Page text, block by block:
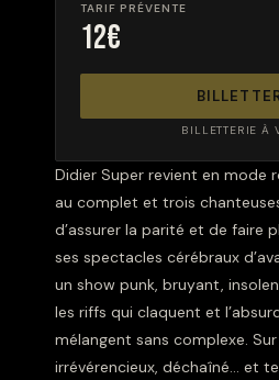
Didier Super revient en mode
au complet et trois
d’assurer la parité et de faire
ses spectacles cérébraux
un show punk, bruyant,
les riffs qui claquent et
mélangent sans complexe.
irrévérencieux, déchaîné… et
TARIF PRÉVENTE
12€
BILLETTERIE À